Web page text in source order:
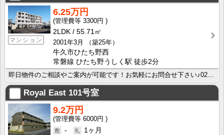
マンション
6.25万円
3300円
2LDK
55.71㎡
2001年3月
（築25年）
牛久市ひたち野西
常磐線 ひたち野うしく駅 徒歩2分
即日物件のご相談やご案内が可能です！お気軽にお問合せ下さい♪029-863-3939
Royal East 101号室
9.2万円
6000円
-
1ヶ月